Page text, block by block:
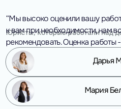
“Мы высоко оценили вашу
к вам при необходимости, нам
рекомендовать. Оценка работы
Юристы, которые работали над
Дарья
Мария